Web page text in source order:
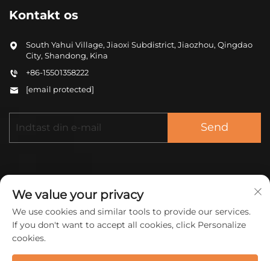
Kontakt os
South Yahui Village, Jiaoxi Subdistrict, Jiaozhou, Qingdao
City, Shandong, Kina
+86-15501358222
[email protected]
Send
Copyright © 2025 Kina ZHONGCHENG (QINGDAO)
NEW MATERIAL CO LTD. Alle rettigheder
We value your privacy
We use cookies and similar tools to provide our services.
If you don't want to accept all cookies, click Personalize
cookies.